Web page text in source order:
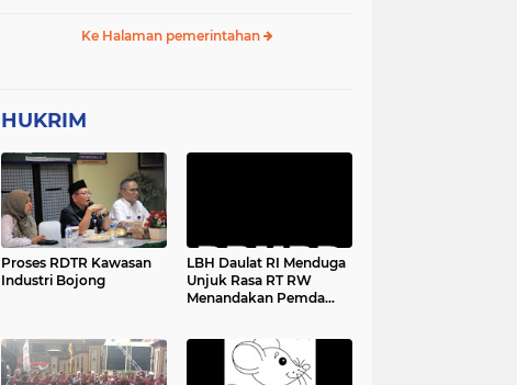
Ke Halaman pemerintahan
HUKRIM
Proses RDTR Kawasan
Industri Bojong
LBH Daulat RI Menduga
Unjuk Rasa RT RW
Menandakan Pemda
Kemana Kepala DPMPD